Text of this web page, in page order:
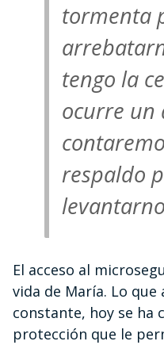
tormenta
tengo la
ocurre un
respaldo
El acceso al
vida de María. Lo
constante, hoy se ha
protección que le